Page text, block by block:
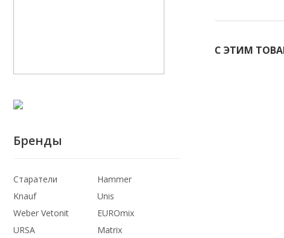
С ЭТИМ
Бренды
Старатели
Hammer
Knauf
Unis
Weber Vetonit
EUROmix
URSA
Matrix